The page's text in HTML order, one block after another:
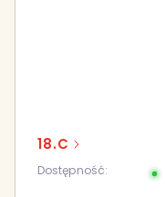
18.C
Dostępność: